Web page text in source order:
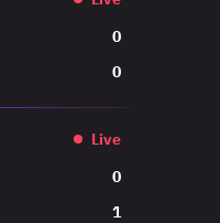
0
0
Live
0
1